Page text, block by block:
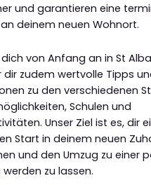
und garantieren eine
deinem neuen Wohnort.
von Anfang an in St
dir zudem wertvolle Tipps
zu den verschiedenen
Schulen und
Unser Ziel ist es, dir
Start in deinem neuen
und den Umzug zu einer
zu lassen.